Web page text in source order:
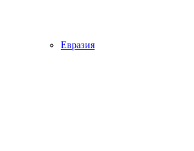
Евразия